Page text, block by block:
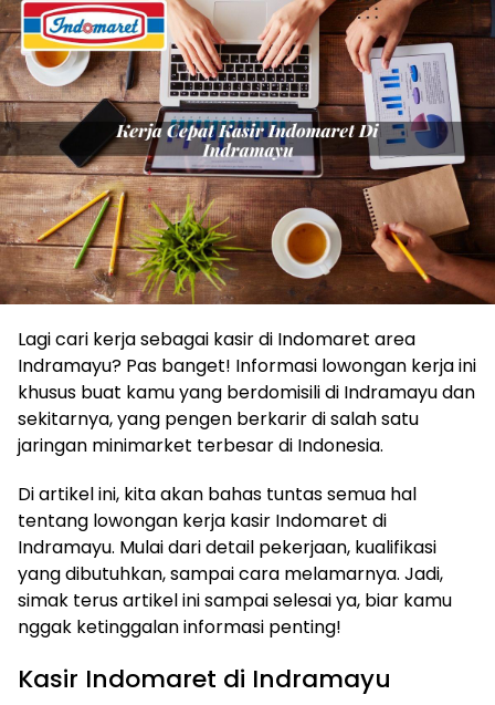
Lagi cari kerja sebagai kasir di Indomaret area
Indramayu? Pas banget! Informasi lowongan kerja ini
khusus buat kamu yang berdomisili di Indramayu dan
sekitarnya, yang pengen berkarir di salah satu
jaringan minimarket terbesar di Indonesia.
Di artikel ini, kita akan bahas tuntas semua hal
tentang lowongan kerja kasir Indomaret di
Indramayu. Mulai dari detail pekerjaan, kualifikasi
yang dibutuhkan, sampai cara melamarnya. Jadi,
simak terus artikel ini sampai selesai ya, biar kamu
nggak ketinggalan informasi penting!
Kasir Indomaret di Indramayu